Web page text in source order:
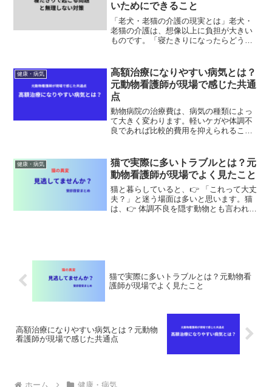
いためにできること
「老犬・老猫の介護の現実とは」老犬・
老猫の介護は、想像以上に負担が大きい
ものです。「寝たきりになったらどうす
不安を感じている方に向けて、元動物看
護師として現場で感じたことと...
健康・病気
高額治療になりやすい病気とは？
元動物看護師が現場で感じた共通
点
動物病院の治療費は、病気の種類によっ
て大きく変わります。軽いケガや体調不
良であれば比較的費用を抑えられること
動物看護師として現場で感じた「高額治
療になりやすいケース」に...
健康・病気
猫で実際に多いトラブルとは？元
動物看護師が現場でよく見たこと
猫と暮らしていると、👉 「これって大丈
夫？」と迷う場面は多いと思います。猫
は、👉 体調不良を隠す動物とも言われて
猫で実際に多いトラブルとは？元動物看
護師が現場でよく見たこと
高額治療になりやすい病気とは？元動物
看護師が現場で感じた共通点
ホーム 健康・病気